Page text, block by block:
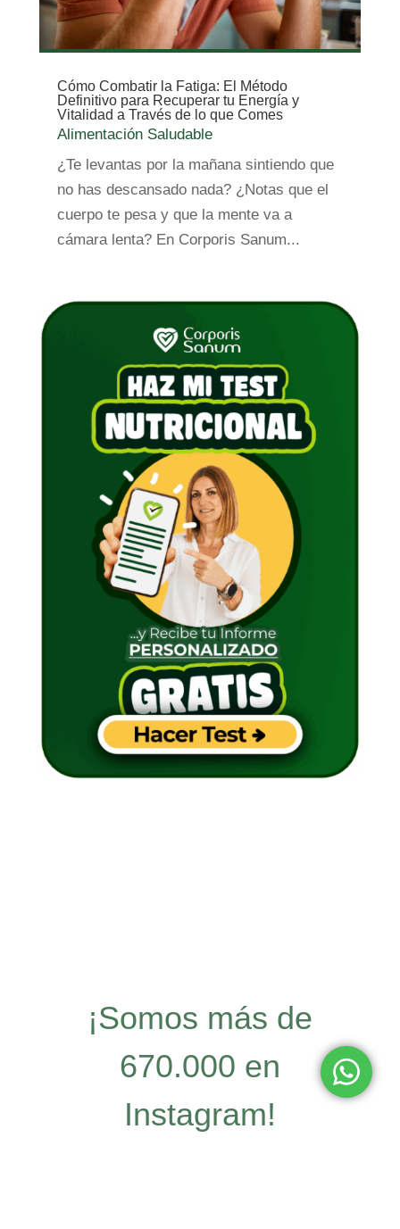
Cómo Combatir la Fatiga: El Método
Definitivo para Recuperar tu Energía y
Vitalidad a Través de lo que Comes
Alimentación Saludable
¿Te levantas por la mañana sintiendo que
no has descansado nada? ¿Notas que el
cuerpo te pesa y que la mente va a
cámara lenta? En Corporis Sanum...
¡Somos más de
670.000 en
Instagram!